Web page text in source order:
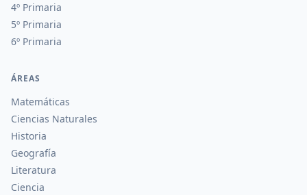
4º Primaria
5º Primaria
6º Primaria
ÁREAS
Matemáticas
Ciencias Naturales
Historia
Geografía
Literatura
Ciencia